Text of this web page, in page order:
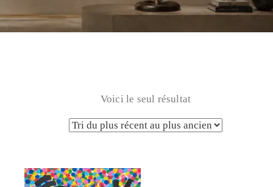
Voici le seul résultat